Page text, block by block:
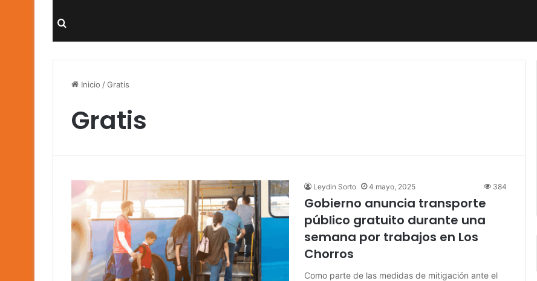
Buscar por
Inicio /Gratis
Gratis
Leydin Sorto 4 mayo, 2025 384
Gobierno anuncia transporte
público gratuito durante una
semana por trabajos en Los
Chorros
Como parte de las medidas de mitigación ante el